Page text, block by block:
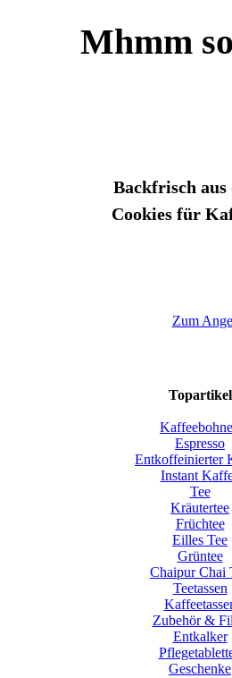
Mhmm
Backfrisch aus
Cookies für
Zum
Topartikel
Espresso
Entkoffeinierter
Instant
Tee
Kräutertee
Früchtee
Eilles Tee
Grüntee
Chaipur Chai
Teetassen
Zubehör &
Entkalker
Geschenke